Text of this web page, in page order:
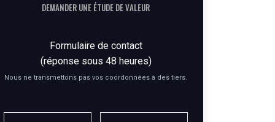
DEMANDER UNE ÉTUDE DE VALEUR
Formulaire de contact
(réponse sous 48 heures)
Nous ne transmettons pas vos coordonnées à des tiers.